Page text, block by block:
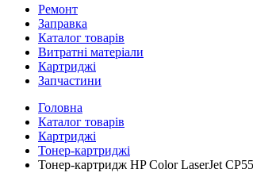
Ремонт
Заправка
Каталог товарів
Витратні матеріали
Картриджі
Запчастини
Головна
Каталог товарів
Картриджі
Тонер-картриджі
Тонер-картридж HP Color LaserJet